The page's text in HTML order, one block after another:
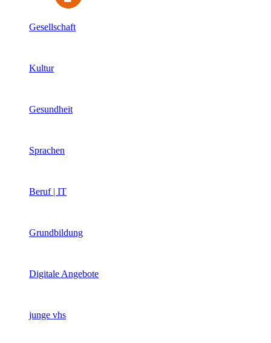
Gesellschaft
Kultur
Gesundheit
Sprachen
Beruf | IT
Grundbildung
Digitale Angebote
junge vhs